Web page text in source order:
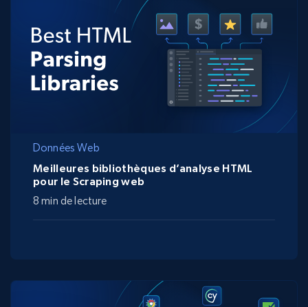
Données Web
Meilleures bibliothèques d’analyse HTML
pour le Scraping web
8 min de lecture